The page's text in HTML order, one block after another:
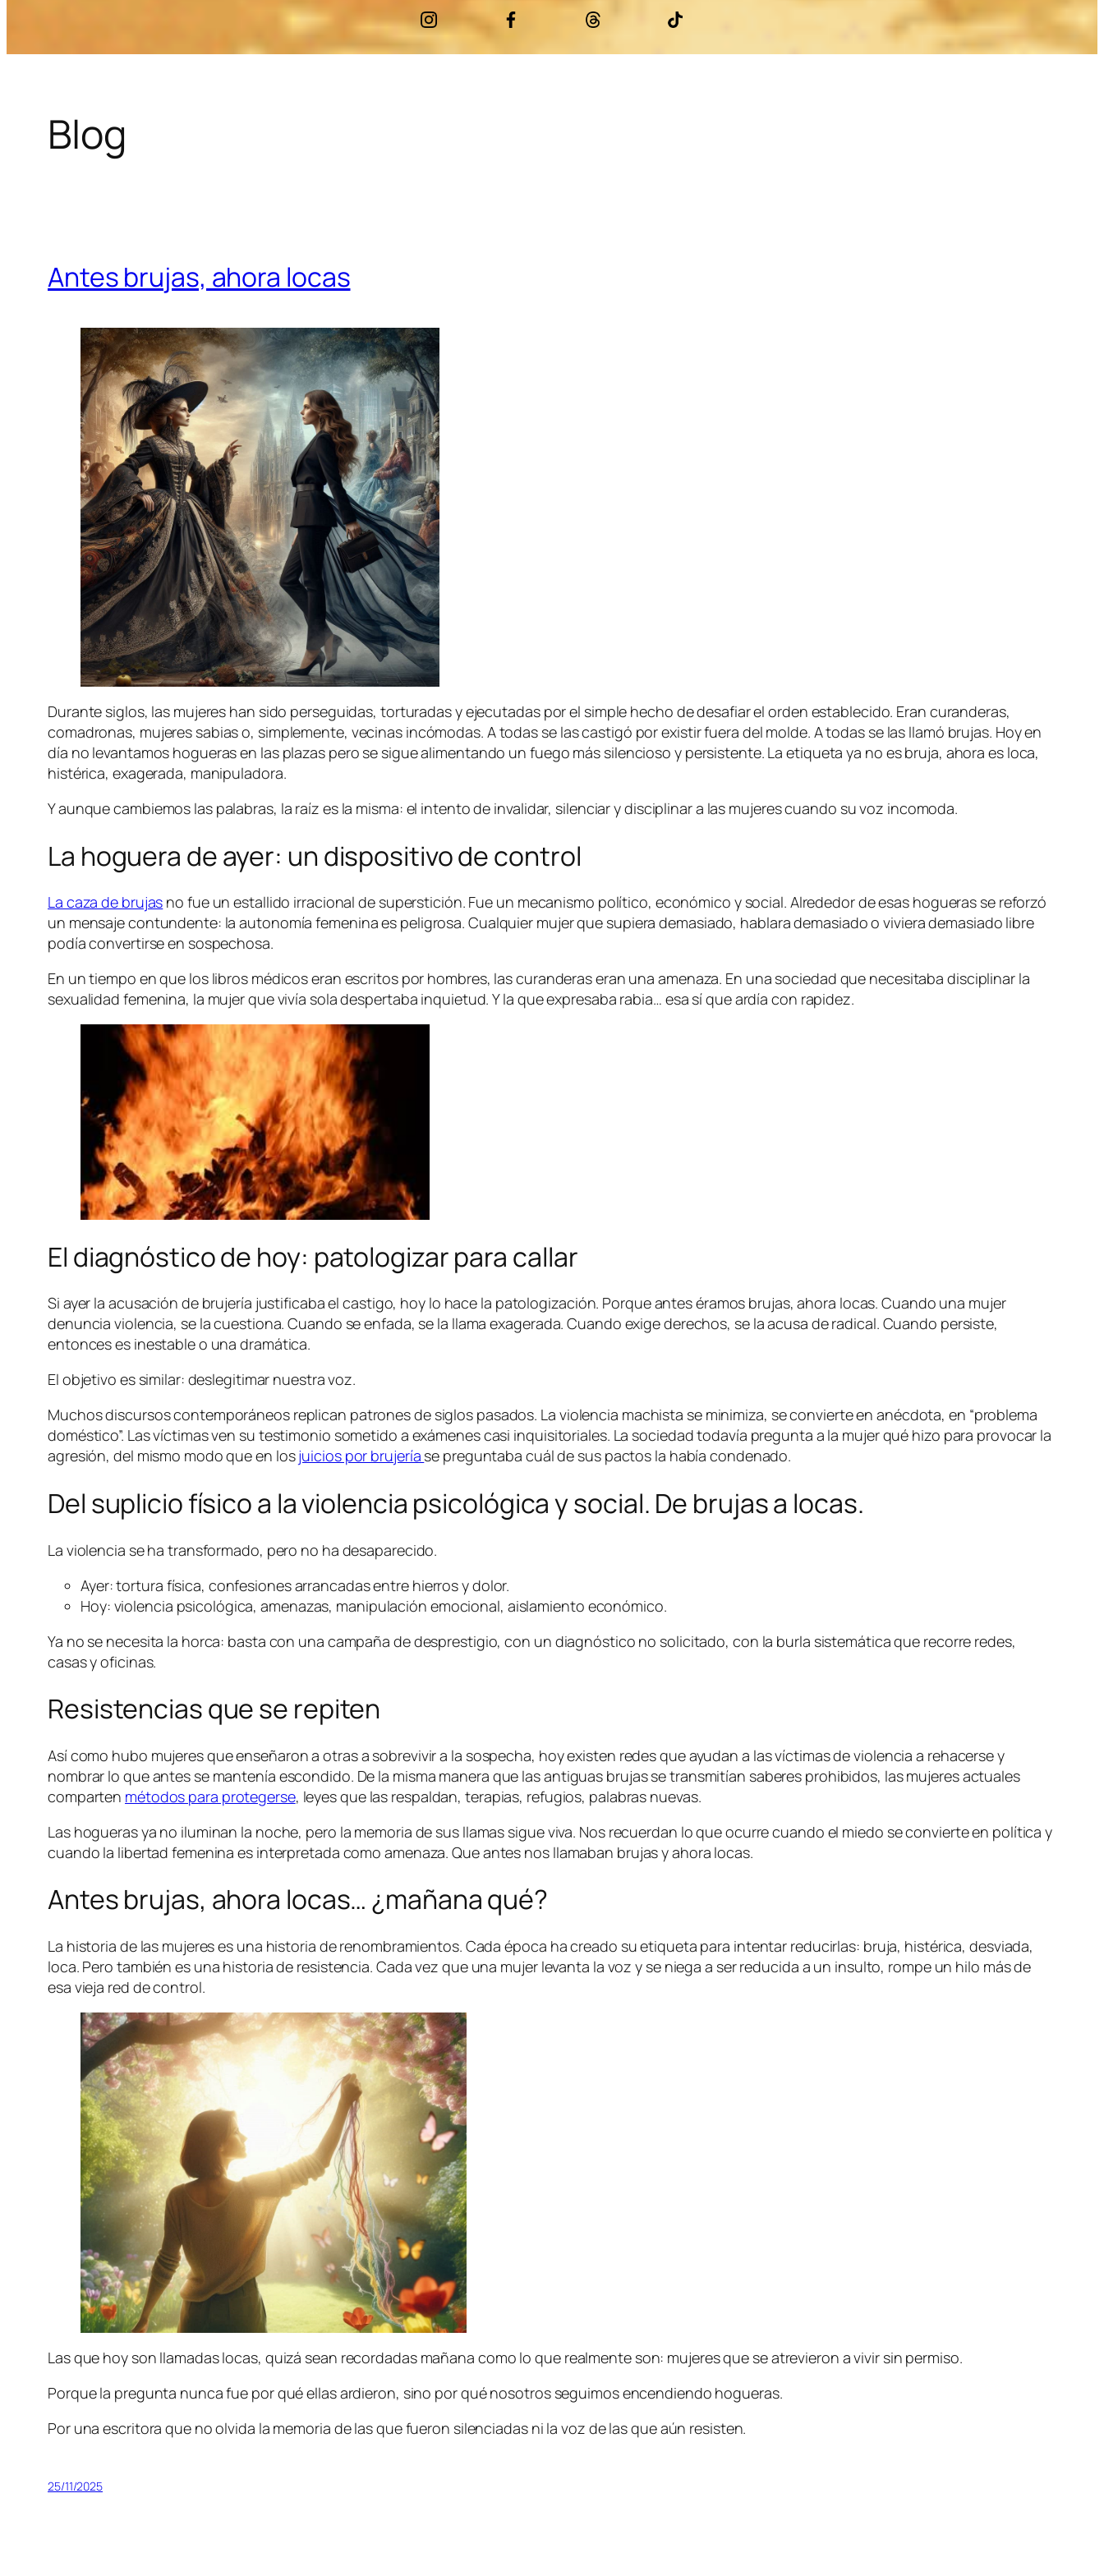
Blog
Antes brujas, ahora locas
Durante siglos, las mujeres han sido perseguidas, torturadas y ejecutadas por el simple hecho de desafiar el orden establecido. Eran curanderas,
comadronas, mujeres sabias o, simplemente, vecinas incómodas. A todas se las castigó por existir fuera del molde. A todas se las llamó brujas. Hoy en
día no levantamos hogueras en las plazas pero se sigue alimentando un fuego más silencioso y persistente. La etiqueta ya no es bruja, ahora es loca,
histérica, exagerada, manipuladora.
Y aunque cambiemos las palabras, la raíz es la misma: el intento de invalidar, silenciar y disciplinar a las mujeres cuando su voz incomoda.
La hoguera de ayer: un dispositivo de control
La caza de brujas no fue un estallido irracional de superstición. Fue un mecanismo político, económico y social. Alrededor de esas hogueras se reforzó
un mensaje contundente: la autonomía femenina es peligrosa. Cualquier mujer que supiera demasiado, hablara demasiado o viviera demasiado libre
podía convertirse en sospechosa.
En un tiempo en que los libros médicos eran escritos por hombres, las curanderas eran una amenaza. En una sociedad que necesitaba disciplinar la
sexualidad femenina, la mujer que vivía sola despertaba inquietud. Y la que expresaba rabia… esa sí que ardía con rapidez.
El diagnóstico de hoy: patologizar para callar
Si ayer la acusación de brujería justificaba el castigo, hoy lo hace la patologización. Porque antes éramos brujas, ahora locas. Cuando una mujer
denuncia violencia, se la cuestiona. Cuando se enfada, se la llama exagerada. Cuando exige derechos, se la acusa de radical. Cuando persiste,
entonces es inestable o una dramática.
El objetivo es similar: deslegitimar nuestra voz.
Muchos discursos contemporáneos replican patrones de siglos pasados. La violencia machista se minimiza, se convierte en anécdota, en “problema
doméstico”. Las víctimas ven su testimonio sometido a exámenes casi inquisitoriales. La sociedad todavía pregunta a la mujer qué hizo para provocar la
agresión, del mismo modo que en losjuicios por brujería se preguntaba cuál de sus pactos la había condenado.
Del suplicio físico a la violencia psicológica y social. De brujas a locas.
La violencia se ha transformado, pero no ha desaparecido.
Ayer: tortura física, confesiones arrancadas entre hierros y dolor.
Hoy: violencia psicológica, amenazas, manipulación emocional, aislamiento económico.
Ya no se necesita la horca: basta con una campaña de desprestigio, con un diagnóstico no solicitado, con la burla sistemática que recorre redes,
casas y oficinas.
Resistencias que se repiten
Así como hubo mujeres que enseñaron a otras a sobrevivir a la sospecha, hoy existen redes que ayudan a las víctimas de violencia a rehacerse y
nombrar lo que antes se mantenía escondido. De la misma manera que las antiguas brujas se transmitían saberes prohibidos, las mujeres actuales
comparten métodos para protegerse, leyes que las respaldan, terapias, refugios, palabras nuevas.
Las hogueras ya no iluminan la noche, pero la memoria de sus llamas sigue viva. Nos recuerdan lo que ocurre cuando el miedo se convierte en política y
cuando la libertad femenina es interpretada como amenaza. Que antes nos llamaban brujas y ahora locas.
Antes brujas, ahora locas… ¿mañana qué?
La historia de las mujeres es una historia de renombramientos. Cada época ha creado su etiqueta para intentar reducirlas: bruja, histérica, desviada,
loca. Pero también es una historia de resistencia. Cada vez que una mujer levanta la voz y se niega a ser reducida a un insulto, rompe un hilo más de
esa vieja red de control.
Las que hoy son llamadas locas, quizá sean recordadas mañana como lo que realmente son: mujeres que se atrevieron a vivir sin permiso.
Porque la pregunta nunca fue por qué ellas ardieron, sino por qué nosotros seguimos encendiendo hogueras.
Por una escritora que no olvida la memoria de las que fueron silenciadas ni la voz de las que aún resisten.
25/11/2025